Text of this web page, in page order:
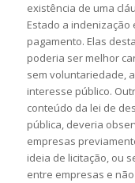
existência de uma
Estado a indenização
pagamento. Elas
poderia ser melhor
sem voluntariedade,
interesse público.
conteúdo da lei de
pública, deveria
empresas
ideia de licitação, ou
entre empresas e